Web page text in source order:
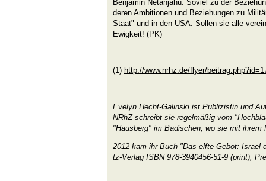
Benjamin Netanjahu. Soviel zu der
deren Ambitionen und Beziehungen zu
Staat" und in den USA. Sollen sie alle
Ewigkeit! (PK)
(1) http://www.nrhz.de/flyer/
Evelyn Hecht-Galinski ist Publizistin und
NRhZ schreibt sie regelmäßig vom
"Hausberg" im Badischen, wo sie mit ihrem
2012 kam ihr Buch "Das elfte Gebot: Israel
tz-Verlag ISBN 978-3940456-51-9 (print),